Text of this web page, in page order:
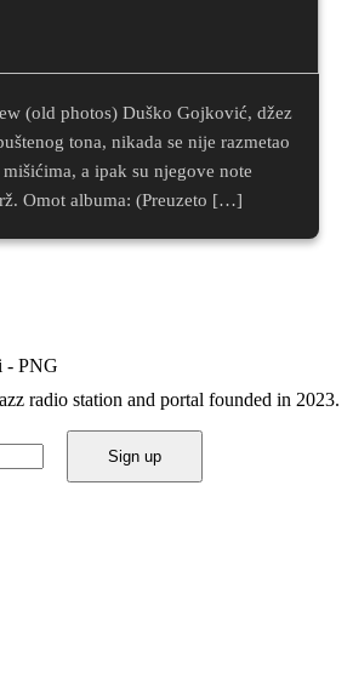
(old photos) Duško Gojković, džez
tona, nikada se nije razmetao
a ipak su njegove note
Omot albuma: (Preuzeto […]
radio station and portal founded in 2023.